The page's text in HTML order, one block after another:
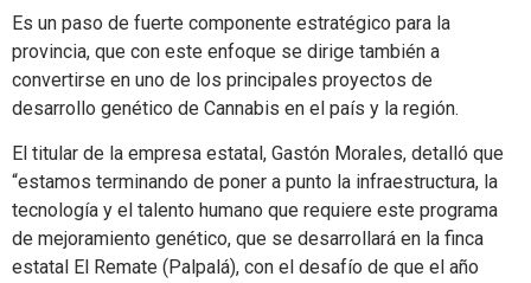
Es un paso de fuerte componente estratégico para la
provincia, que con este enfoque se dirige también a
convertirse en uno de los principales proyectos de
desarrollo genético de Cannabis en el país y la región.
El titular de la empresa estatal, Gastón Morales, detalló que
“estamos terminando de poner a punto la infraestructura, la
tecnología y el talento humano que requiere este programa
de mejoramiento genético, que se desarrollará en la finca
estatal El Remate (Palpalá), con el desafío de que el año